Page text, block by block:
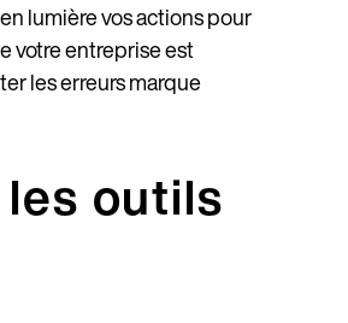
lumière vos actions pour
votre entreprise est
les erreurs marque
outils